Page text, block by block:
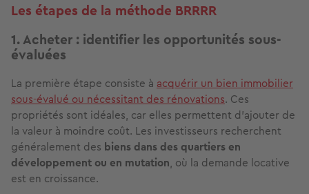
Les étapes de la méthode BRRRR
1. Acheter : identifier les opportunités sous-
évaluées
La première étape consiste à acquérir un bien immobilier
sous-évalué ou nécessitant des rénovations. Ces
propriétés sont idéales, car elles permettent d'ajouter de
la valeur à moindre coût. Les investisseurs recherchent
généralement des biens dans des quartiers en
développement ou en mutation, où la demande locative
est en croissance.